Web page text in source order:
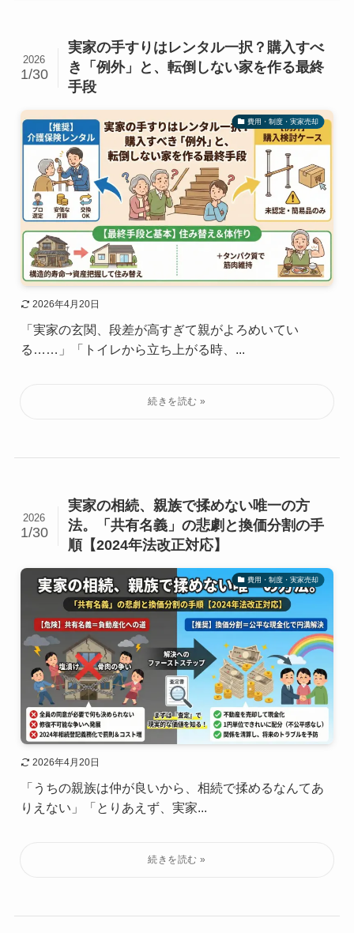
実家の手すりはレンタル一択？購入すべ
き「例外」と、転倒しない家を作る最終
手段
2026
1/30
費用・制度・実家売却
2026年4月20日
「実家の玄関、段差が高すぎて親がよろめいてい
る……」「トイレから立ち上がる時、...
実家の相続、親族で揉めない唯一の方
法。「共有名義」の悲劇と換価分割の手
順【2024年法改正対応】
2026
1/30
費用・制度・実家売却
2026年4月20日
「うちの親族は仲が良いから、相続で揉めるなんてあ
りえない」「とりあえず、実家...